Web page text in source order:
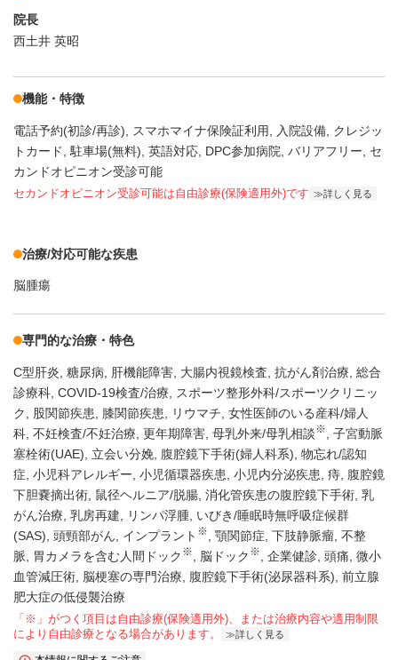
院長
西土井 英昭
機能・特徴
電話予約(初診/再診) スマホマイナ保険証利用 入院設備 クレジッ
トカード
駐車場(無料) 英語対応 DPC参加病院 バリアフリー
セ
カンドオピニオン受診可能
セカンドオピニオン受診可能は自由診療(保険適用外)です 詳しく見る
治療/対応可能な疾患
脳腫瘍
専門的な治療・特色
C型肝炎 糖尿病 肝機能障害 大腸内視鏡検査 抗がん剤治療 総合
診療科 COVID-19検査/治療
スポーツ整形外科/スポーツクリニッ
ク
股関節疾患 膝関節疾患 リウマチ 女性医師のいる産科/婦人
科 不妊検査/不妊治療 更年期障害 母乳外来/母乳相談※
子宮動脈
塞栓術(UAE)
立会い分娩 腹腔鏡下手術(婦人科系) 物忘れ/認知
症 小児科アレルギー 小児循環器疾患 小児内分泌疾患 痔 腹腔鏡
下胆嚢摘出術 鼠径ヘルニア/脱腸 消化管疾患の腹腔鏡下手術 乳
がん治療 乳房再建 リンパ浮腫 いびき/睡眠時無呼吸症候群
(SAS) 頭頸部がん インプラント ※ 顎関節症 下肢静脈瘤 不整
脈
胃カメラを含む人間ドック ※ 脳ドック ※ 企業健診 頭痛 微小
血管減圧術
脳梗塞の専門治療 腹腔鏡下手術(泌尿器科系) 前立腺
肥大症の低侵襲治療
「※」がつく項目は自由診療(保険適用外)、または治療内容や適用制限
により自由診療となる場合があります。
詳しく見る